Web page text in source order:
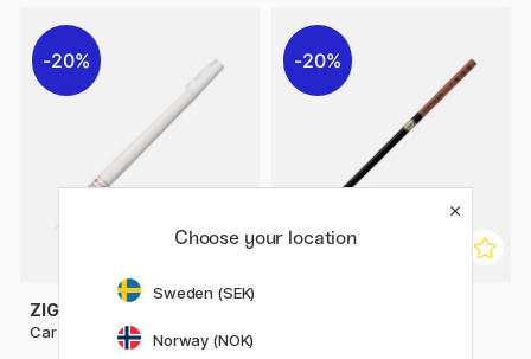
20%
ZIG KURETAKE
Cartoonist Brush Pen Hvit
20%
Choose your location
Sweden (SEK)
Norway (NOK)